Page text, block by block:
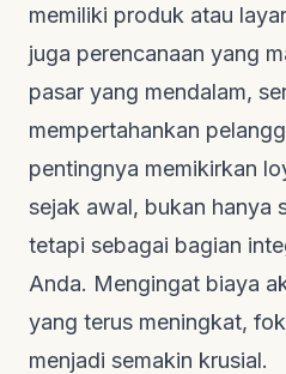
memiliki produk atau
juga perencanaan yang
pasar yang mendalam,
mempertahankan
pentingnya memikirkan
sejak awal, bukan hanya
tetapi sebagai bagian
Anda. Mengingat biaya
yang terus meningkat,
menjadi semakin krusial.